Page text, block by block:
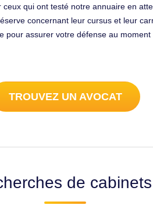
qui ont testé notre annuaire en
concernant leur cursus et leur
assurer votre défense au moment
TROUVEZ UN AVOCAT
de